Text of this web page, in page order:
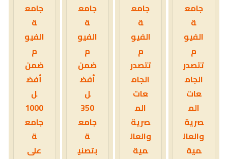
جامع
ة
الفيو
م
تتصدر
الجام
عات
الم
صرية
والعال
مية
جامع
ة
الفيو
م
تتصدر
الجام
عات
الم
صرية
والعال
مية
جامع
ة
الفيو
م
ضمن
أفض
ل
350
جامع
ة
بتصني
جامع
ة
الفيو
م
ضمن
أفض
ل
1000
جامع
ة
على